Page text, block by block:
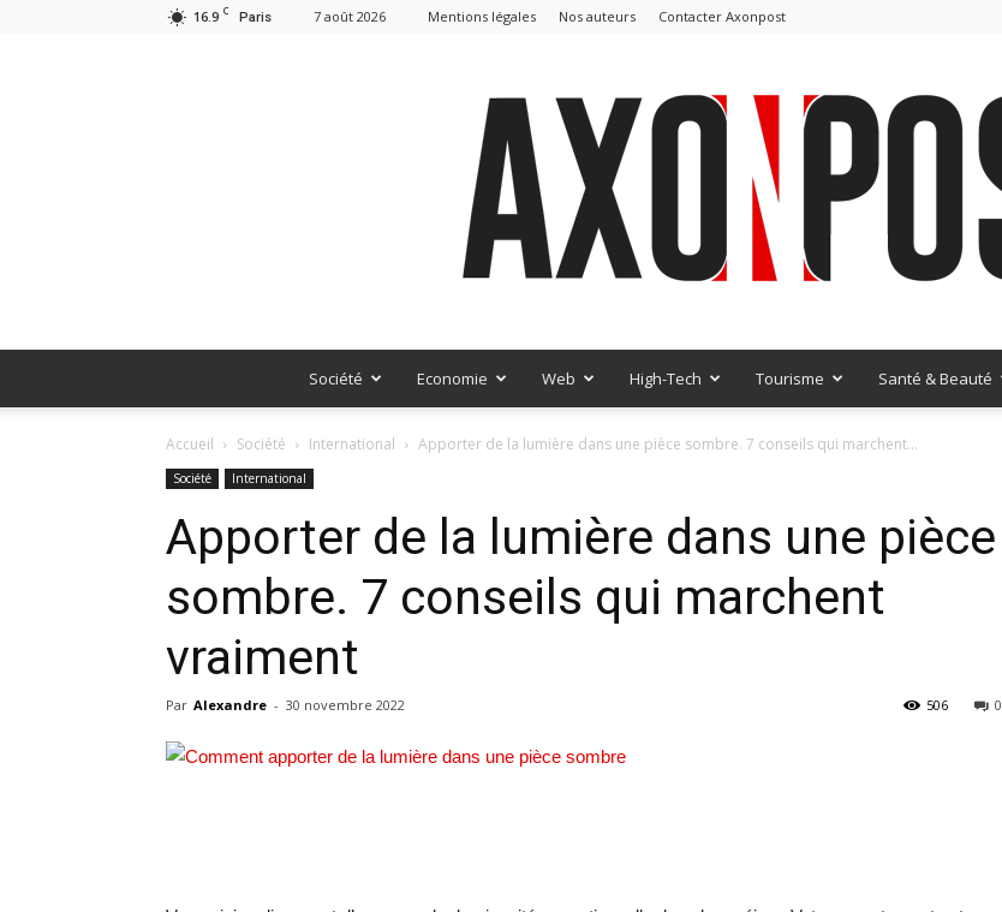
16.9 C Paris 7 août 2026 Mentions légales Nos auteurs Contacter Axonpost
Société Economie Web High-Tech Tourisme Santé & Beauté
Accueil Société International Apporter de la lumière dans une pièce sombre. 7 conseils qui marchent...
Société International
Apporter de la lumière dans une pièce
sombre. 7 conseils qui marchent
vraiment
Par Alexandre - 30 novembre 2022 0
506